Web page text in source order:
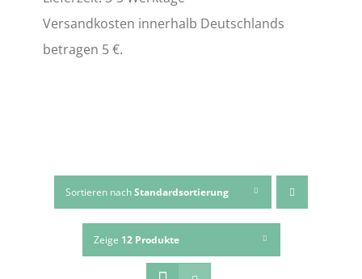
Versandkosten innerhalb Deutschlands
betragen 5 €.
Sortieren nachStandardsortierung
Zeige 12 Produkte